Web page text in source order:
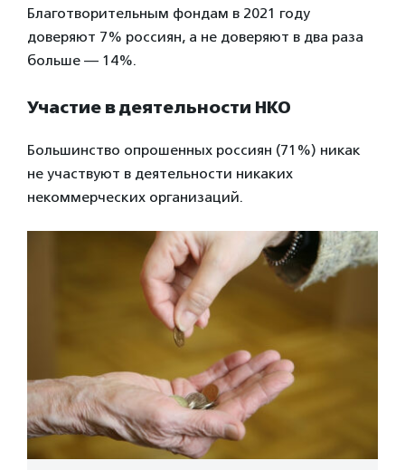
Благотворительным фондам в 2021 году
доверяют 7% россиян, а не доверяют в два раза
больше — 14%.
Участие в деятельности НКО
Большинство опрошенных россиян (71%) никак
не участвуют в деятельности никаких
некоммерческих организаций.